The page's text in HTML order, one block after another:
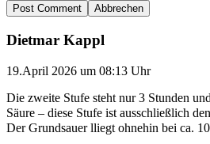
Abbrechen
Dietmar Kappl
19.April 2026 um 08:13 Uhr
Die zweite Stufe steht nur 3 Stunden
Säure – diese Stufe ist ausschließlich
Der Grundsauer lliegt ohnehin bei ca.